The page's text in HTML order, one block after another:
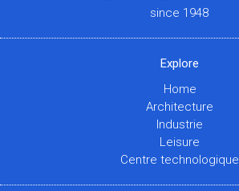
since 1948
Explore
Home
Architecture
Industrie
Leisure
Centre technologique